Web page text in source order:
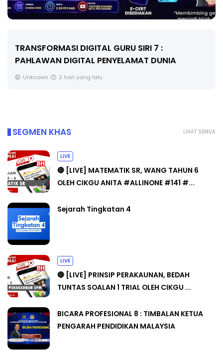
MAJLIS ANUGERAH FFK (FESTIVAL LENSA
PENDIDIKAN - FLeP) 2026
Unknown 3 hari yang lalu
LIHAT SEMUA
SEGMEN KHAS
LIVE
🔴 [LIVE] MATEMATIK SR, WANG TAHUN 6
OLEH CIKGU ANITA #ALLINONE #141 #...
Sejarah Tingkatan 4
LIVE
🔴 [LIVE] PRINSIP PERAKAUNAN, BEDAH
TUNTAS SOALAN 1 TRIAL OLEH CIKGU ...
BICARA PROFESIONAL 8 : TIMBALAN KETUA
PENGARAH PENDIDIKAN MALAYSIA